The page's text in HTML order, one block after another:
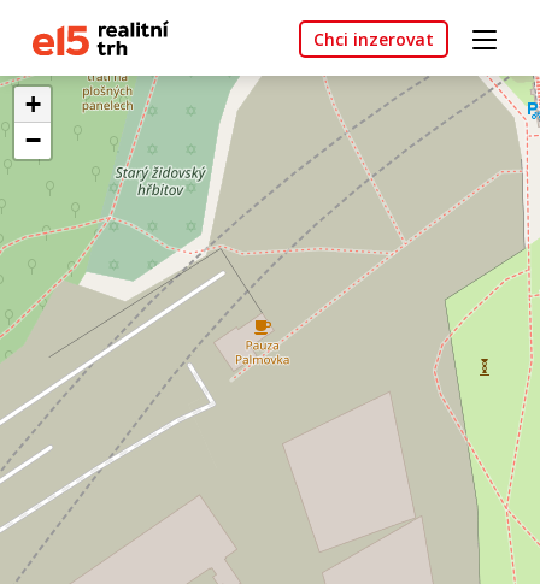
Chci inzerovat
+
−